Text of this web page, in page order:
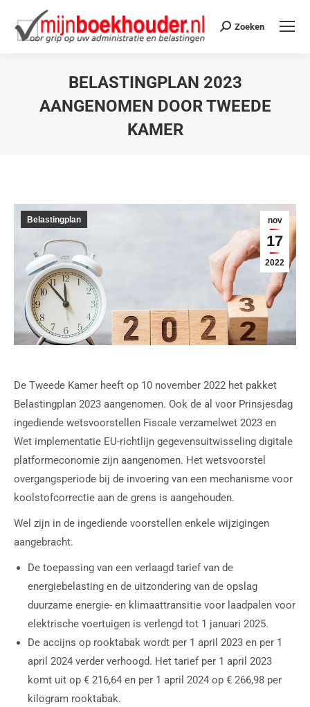
Zoeken
BELASTINGPLAN 2023
AANGENOMEN DOOR TWEEDE
KAMER
nov
17
2022
Belastingplan
De Tweede Kamer heeft op 10 november 2022 het pakket
Belastingplan 2023 aangenomen. Ook de al voor Prinsjesdag
ingediende wetsvoorstellen Fiscale verzamelwet 2023 en
Wet implementatie EU-richtlijn gegevensuitwisseling digitale
platformeconomie zijn aangenomen. Het wetsvoorstel
overgangsperiode bij de invoering van een mechanisme voor
koolstofcorrectie aan de grens is aangehouden.
Wel zijn in de ingediende voorstellen enkele wijzigingen
aangebracht.
De toepassing van een verlaagd tarief van de
energiebelasting en de uitzondering van de opslag
duurzame energie- en klimaattransitie voor laadpalen voor
elektrische voertuigen is verlengd tot 1 januari 2025.
De accijns op rooktabak wordt per 1 april 2023 en per 1
april 2024 verder verhoogd. Het tarief per 1 april 2023
komt uit op € 216,64 en per 1 april 2024 op € 266,98 per
kilogram rooktabak.